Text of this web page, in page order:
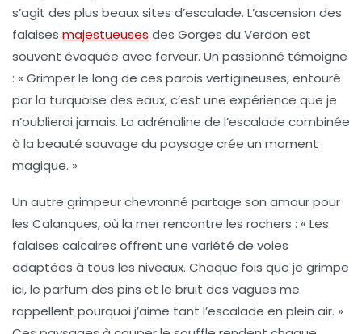
s’agit des plus beaux sites d’escalade. L’ascension des
falaises majestueuses des Gorges du Verdon est
souvent évoquée avec ferveur. Un passionné témoigne
: « Grimper le long de ces parois vertigineuses, entouré
par la turquoise des eaux, c’est une expérience que je
n’oublierai jamais. La adrénaline de l’escalade combinée
à la beauté sauvage du paysage crée un moment
magique. »
Un autre grimpeur chevronné partage son amour pour
les Calanques, où la mer rencontre les rochers : « Les
falaises calcaires offrent une variété de voies
adaptées à tous les niveaux. Chaque fois que je grimpe
ici, le parfum des pins et le bruit des vagues me
rappellent pourquoi j’aime tant l’escalade en plein air. »